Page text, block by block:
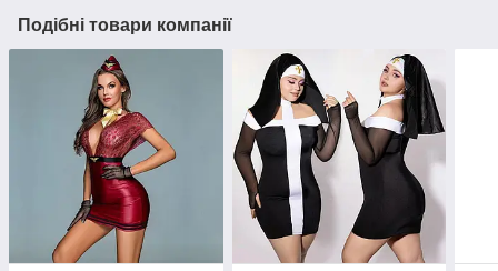
Подібні товари компанії